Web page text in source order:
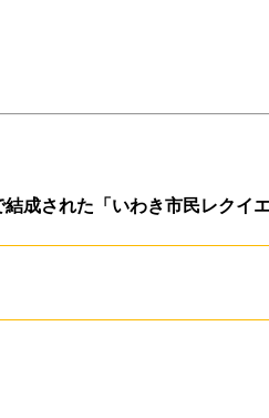
ただいま準備
成された「いわき市民レクイ